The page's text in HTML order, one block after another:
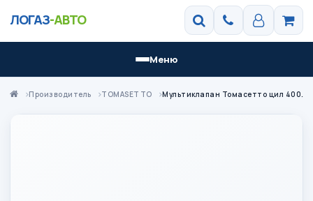
ЛОГАЗ-АВТО
Меню
Производитель TOMASETTO Мультиклапан Томасетто цил 400/30 EXTRA с катушкой MVAT0A07X